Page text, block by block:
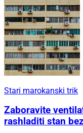
Stari marokanski trik
Zaboravite
rashladiti stan